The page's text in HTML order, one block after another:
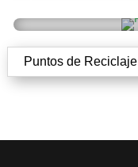
Puntos de Reciclaje